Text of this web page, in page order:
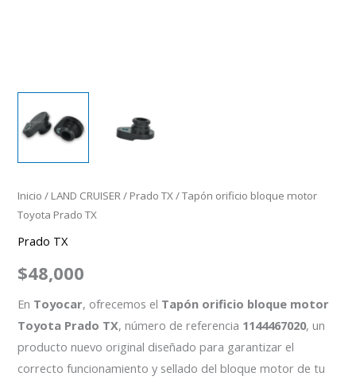
Inicio / LAND CRUISER/ Prado TX/ Tapón orificio bloque motor
Toyota Prado TX
Prado TX
$48,000
En Toyocar, ofrecemos el Tapón orificio bloque motor
Toyota Prado TX, número de referencia 1144467020, un
producto nuevo original diseñado para garantizar el
correcto funcionamiento y sellado del bloque motor de tu